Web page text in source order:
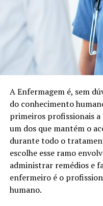
A Enfermagem é, sem
do conhecimento
primeiros profissionais
um dos que mantém o
durante todo o
escolhe esse ramo
administrar remédios e
enfermeiro é o
humano.